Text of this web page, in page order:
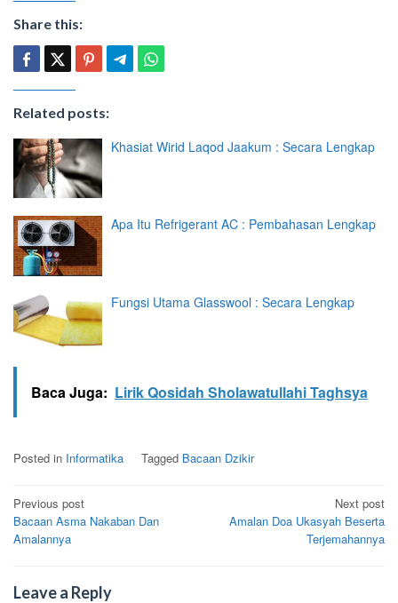
Share this:
Related posts:
Khasiat Wirid Laqod Jaakum : Secara Lengkap
Apa Itu Refrigerant AC : Pembahasan Lengkap
Fungsi Utama Glasswool : Secara Lengkap
Baca Juga: Lirik Qosidah Sholawatullahi Taghsya
Posted in Informatika Tagged Bacaan Dzikir
Post
navigation
Previous post
Bacaan Asma Nakaban Dan
Amalannya
Next post
Amalan Doa Ukasyah Beserta
Terjemahannya
Leave a Reply